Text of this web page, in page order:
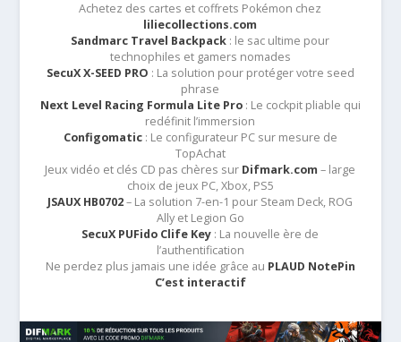
Achetez des cartes et coffrets Pokémon chez
liliecollections.com
Sandmarc Travel Backpack : le sac ultime pour
technophiles et gamers nomades
SecuX X-SEED PRO : La solution pour protéger votre seed
phrase
Next Level Racing Formula Lite Pro: Le cockpit pliable qui
redéfinit l’immersion
Configomatic: Le configurateur PC sur mesure de
TopAchat
Jeux vidéo et clés CD pas chères sur Difmark.com – large
choix de jeux PC, Xbox, PS5
JSAUX HB0702– La solution 7-en-1 pour Steam Deck, ROG
Ally et Legion Go
SecuX PUFido Clife Key : La nouvelle ère de
l’authentification
Ne perdez plus jamais une idée grâce au PLAUD NotePin
C’est interactif